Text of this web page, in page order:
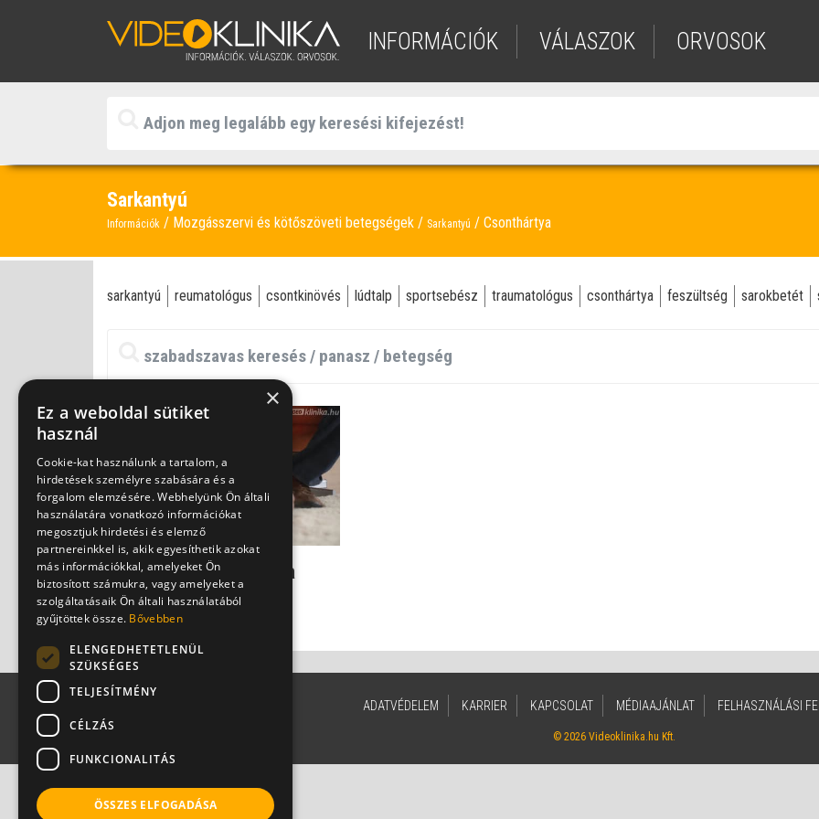
INFORMÁCIÓK VÁLASZOK ORVOSOK
Sarkantyú
Információk Mozgásszervi és kötőszöveti betegségek Sarkantyú Csonthártya
sarkantyú reumatológus csontkinövés lúdtalp sportsebész traumatológus csonthártya feszültség sarokbetét
Fájdalmas sarkantyú - a
kóros mészlerakódás
Dr. Szabó-Kocsis Krisztina
ADATVÉDELEM KARRIER KAPCSOLAT MÉDIAAJÁNLAT FELHASZNÁLÁSI
© 2026 Videoklinika.hu Kft.
×
Ez a weboldal sütiket
használ
Cookie-kat használunk a tartalom, a
hirdetések személyre szabására és a
forgalom elemzésére. Webhelyünk Ön általi
használatára vonatkozó információkat
megosztjuk hirdetési és elemző
partnereinkkel is, akik egyesíthetik azokat
más információkkal, amelyeket Ön
biztosított számukra, vagy amelyeket a
szolgáltatásaik Ön általi használatából
gyűjtöttek össze. Bővebben
ELENGEDHETETLENÜL
SZÜKSÉGES
TELJESÍTMÉNY
CÉLZÁS
FUNKCIONALITÁS
ÖSSZES ELFOGADÁSA